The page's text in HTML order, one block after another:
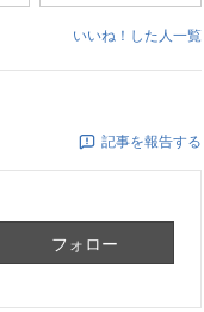
いいね！した人一覧
記事を報告する
フォロー